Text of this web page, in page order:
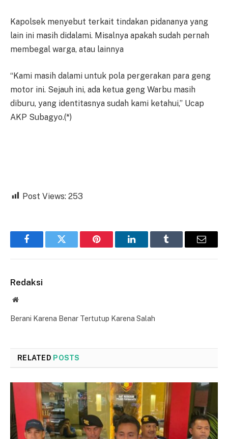
Kapolsek menyebut terkait tindakan pidananya yang
lain ini masih didalami. Misalnya apakah sudah pernah
membegal warga, atau lainnya
“Kami masih dalami untuk pola pergerakan para geng
motor ini. Sejauh ini, ada ketua geng Warbu masih
diburu, yang identitasnya sudah kami ketahui,” Ucap
AKP Subagyo.(*)
Post Views: 253
FacebookTwitter Pinterest LinkedInTumblr Email
Redaksi
Website
Berani Karena Benar Tertutup Karena Salah
RELATED POSTS